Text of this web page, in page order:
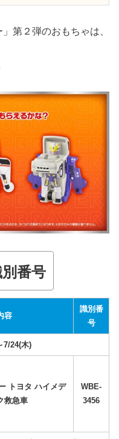
第２弾のおもちゃは、
別番号
容
識別番
号
24(木)
トヨタ ハイメデ
救急車
WBE-
3456